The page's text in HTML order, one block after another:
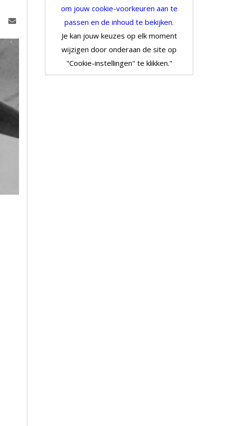
om jouw cookie-voorkeuren aan te
passen en de inhoud te bekijken.
Je kan jouw keuzes op elk moment
wijzigen door onderaan de site op
"Cookie-instellingen" te klikken."